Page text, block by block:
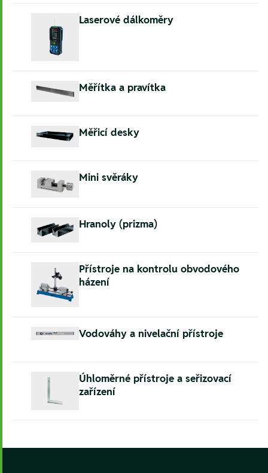
Laserové dálkoměry
Měřítka a pravítka
Měřicí desky
Mini svěráky
Hranoly (prizma)
Přístroje na kontrolu obvodového
házení
Vodováhy a nivelační přístroje
Úhloměrné přístroje a seřizovací
zařízení
Footer